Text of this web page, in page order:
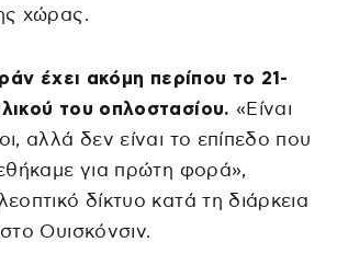
χώρας.
έχει ακόμη περίπου το 21-
του οπλοστασίου. «Είναι
αλλά δεν είναι το επίπεδο που
για πρώτη φορά»,
δίκτυο κατά τη διάρκεια
Ουισκόνσιν.